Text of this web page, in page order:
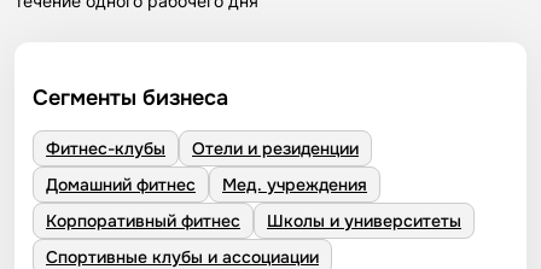
Сегменты бизнеса
Фитнес-клубы
Отели и резиденции
Домашний фитнес
Мед. учреждения
Корпоративный фитнес
Школы и университеты
Спортивные клубы и ассоциации